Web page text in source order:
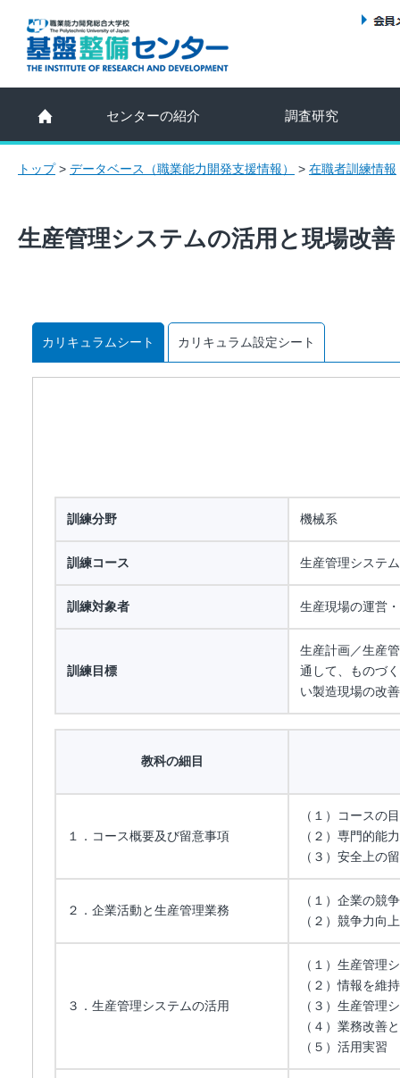
センターの紹介 調査研究
トップ> データベース（職業能力開発支援情報） > 在職者訓練情報
生産管理システムの活用と現場改善
カリキュラムシート カリキュラム設定シート
訓練分野 機械系
訓練コース 生産管理システ
訓練対象者 生産現場の運営
訓練目標
生産計画／生産
通して、ものづ
い製造現場の改
教科の細目
１．コース概要及び留意事項
（１）コースの
（２）専門的能
（３）安全上の
２．企業活動と生産管理業務
（１）企業の競
（２）競争力向
３．生産管理システムの活用
（１）生産管理
（２）情報を維
（３）生産管理
（４）業務改善
（５）活用実習